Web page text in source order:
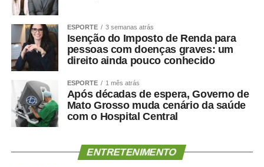
ESPORTE 3 semanas atrás
Isenção do Imposto de Renda para
pessoas com doenças graves: um
direito ainda pouco conhecido
ESPORTE 1 mês atrás
Após décadas de espera, Governo de
Mato Grosso muda cenário da saúde
com o Hospital Central
ENTRETENIMENTO